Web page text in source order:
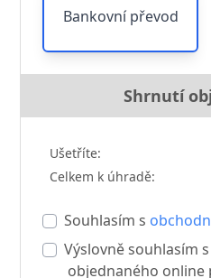
Bankovní převod
Shrnutí
Ušetříte:
Celkem k úhradě:
Souhlasím s
Výslovně souhlasím
objednaného